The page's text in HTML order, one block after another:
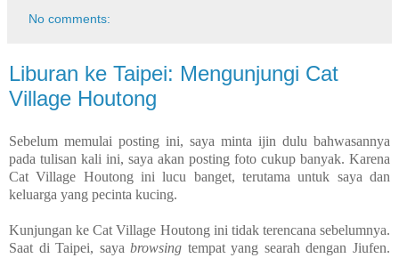
No comments:
Liburan ke Taipei: Mengunjungi Cat
Village Houtong
Sebelum memulai posting ini, saya minta ijin dulu bahwasannya
pada tulisan kali ini, saya akan posting foto cukup banyak. Karena
Cat Village Houtong ini lucu banget, terutama untuk saya dan
keluarga yang pecinta kucing.
Kunjungan ke Cat Village Houtong ini tidak terencana sebelumnya.
Saat di Taipei, sayabrowsing tempat yang searah dengan Jiufen.